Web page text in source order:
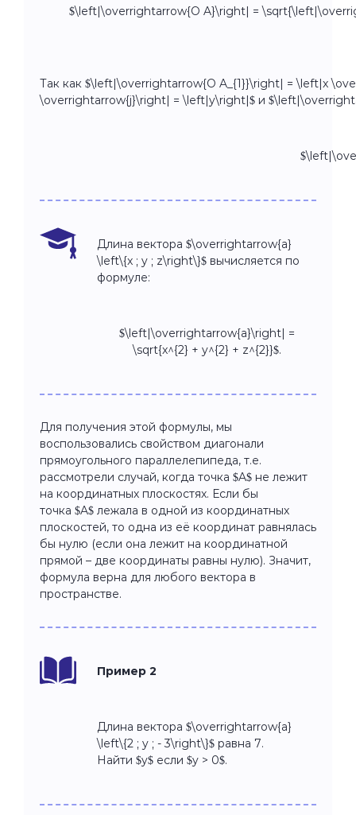
$\left|\overrightarrow{O A}\right| =
Так как $\left|\overrightarrow{O A_{1}}\right| = \left|x
\overrightarrow{j}\right| = \left|y\right|$ и
Длина вектора $\overrightarrow{a}
\left\{x ; y ; z\right\}$ вычисляется по
формуле:
$\left|\overrightarrow{a}\right| =
\sqrt{x^{2} + y^{2} + z^{2}}$.
Для получения этой формулы, мы
воспользовались свойством диагонали
прямоугольного параллелепипеда, т.е.
рассмотрели случай, когда точка $A$ не лежит
на координатных плоскостях. Если бы
точка $A$ лежала в одной из координатных
плоскостей, то одна из её координат равнялась
бы нулю (если она лежит на координатной
прямой – две координаты равны нулю). Значит,
формула верна для любого вектора в
пространстве.
Пример 2
Длина вектора $\overrightarrow{a}
\left\{2 ; y ; - 3\right\}$ равна 7.
Найти $y$ если $y > 0$.